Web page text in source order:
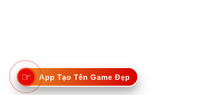
☞ App Tạo Tên Game Đẹp